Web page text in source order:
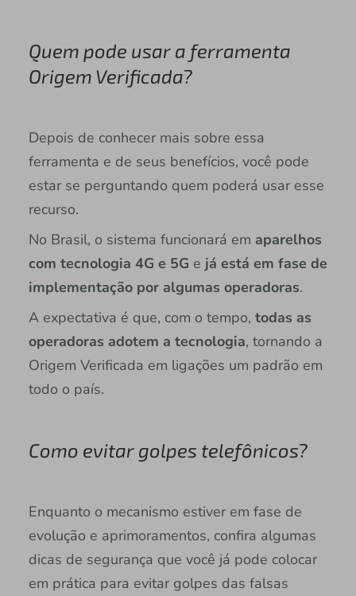
Quem pode usar a ferramenta
Origem Verificada?
Depois de conhecer mais sobre essa
ferramenta e de seus benefícios, você pode
estar se perguntando quem poderá usar esse
recurso.
No Brasil, o sistema funcionará em aparelhos
com tecnologia 4G e 5G e já está em fase de
implementação por algumas operadoras.
A expectativa é que, com o tempo, todas as
operadoras adotem a tecnologia, tornando a
Origem Verificada em ligações um padrão em
todo o país.
Como evitar golpes telefônicos?
Enquanto o mecanismo estiver em fase de
evolução e aprimoramentos, confira algumas
dicas de segurança que você já pode colocar
em prática para evitar golpes das falsas